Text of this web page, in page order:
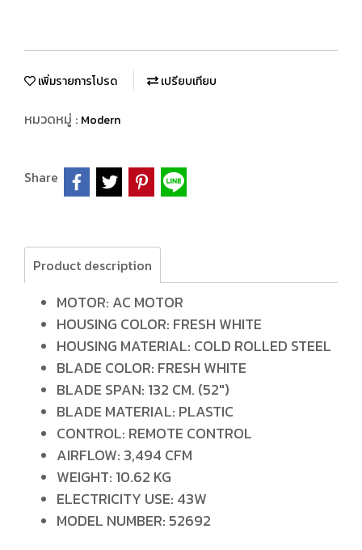
เพิ่มรายการโปรด เปรียบเทียบ
หมวดหมู่ : Modern
Share
Product description
MOTOR: AC MOTOR
HOUSING COLOR: FRESH WHITE
HOUSING MATERIAL: COLD ROLLED STEEL
BLADE COLOR: FRESH WHITE
BLADE SPAN: 132 CM. (52")
BLADE MATERIAL: PLASTIC
CONTROL: REMOTE CONTROL
AIRFLOW: 3,494 CFM
WEIGHT: 10.62 KG
ELECTRICITY USE: 43W
MODEL NUMBER: 52692